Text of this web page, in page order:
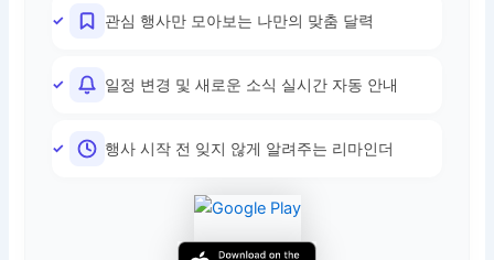
관심 행사만 모아보는 나만의 맞춤 달력
일정 변경 및 새로운 소식 실시간 자동 안내
행사 시작 전 잊지 않게 알려주는 리마인더